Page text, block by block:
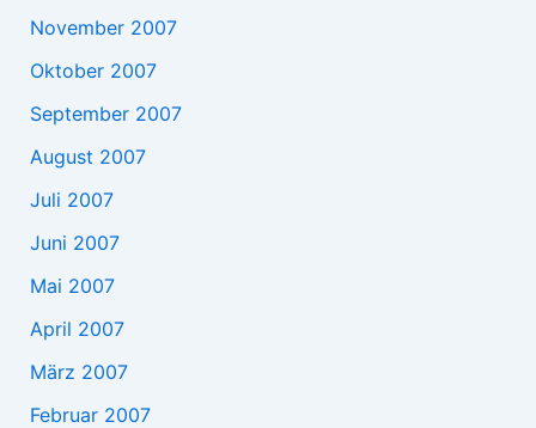
November 2007
Oktober 2007
September 2007
August 2007
Juli 2007
Juni 2007
Mai 2007
April 2007
März 2007
Februar 2007